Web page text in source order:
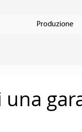
Produzione
una